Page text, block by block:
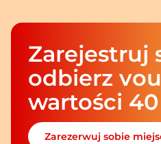
Zarejestruj
odbierz
wartości 40
Zarezerwuj sobie